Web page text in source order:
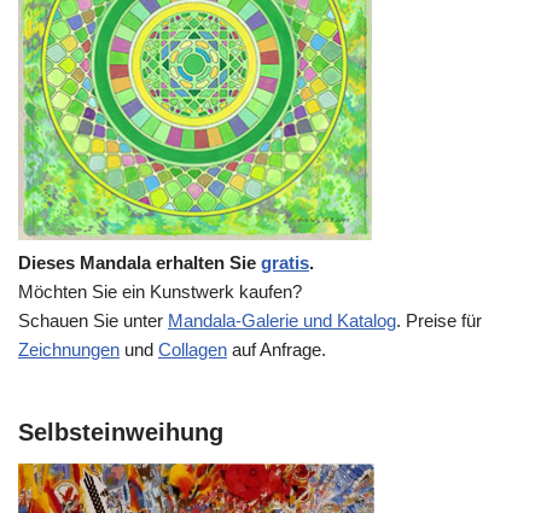
Dieses Mandala erhalten Sie gratis.
Möchten Sie ein Kunstwerk kaufen?
Schauen Sie unter Mandala-Galerie und Katalog. Preise für
Zeichnungen und Collagen auf Anfrage.
Selbsteinweihung